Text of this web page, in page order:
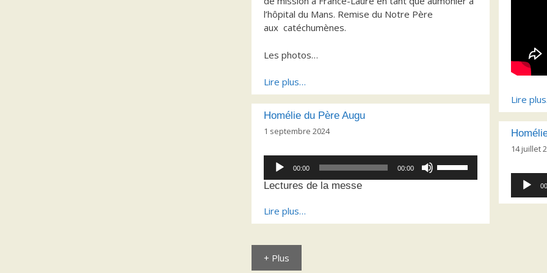
l’hôpital du Mans. Remise du Notre Père
aux catéchumènes.
Les photos…
Lire plus…
Lire
Homélie du Père Augu
1 septembre 2024
Lecteur
audio
00:00 00:00
Lectures de la messe
Lire plus…
14 juillet
Lecteur
audio
+ Plus